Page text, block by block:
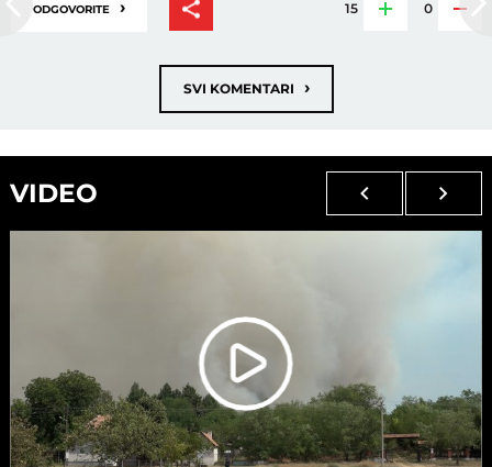
ODGOVORITE › 15 0
SVI KOMENTARI ›
VIDEO